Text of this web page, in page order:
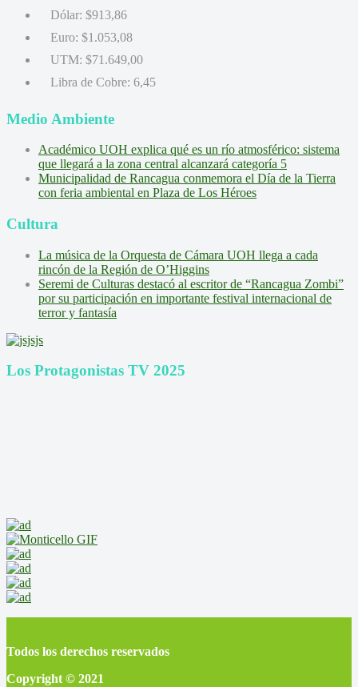
Dólar: $913,86
Euro: $1.053,08
UTM: $71.649,00
Libra de Cobre: 6,45
Medio Ambiente
Académico UOH explica qué es un río atmosférico: sistema
que llegará a la zona central alcanzará categoría 5
Municipalidad de Rancagua conmemora el Día de la Tierra
con feria ambiental en Plaza de Los Héroes
Cultura
La música de la Orquesta de Cámara UOH llega a cada
rincón de la Región de O’Higgins
Seremi de Culturas destacó al escritor de “Rancagua Zombi”
por su participación en importante festival internacional de
terror y fantasía
Los Protagonistas TV 2025
Todos los derechos reservados
Copyright © 2021